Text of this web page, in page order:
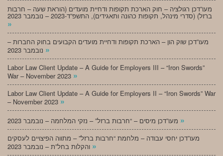
מעו”דכן רגולציה – חוק הארכת תקופות ודחיית מועדים (הוראת שעה – חרבות
ברזל) (סדרי מינהל, תקופות כהונה ותאגידים), התשפ”ד-2023 – נובמבר 2023
»
מעו”דכן שוק הון – הארכת תקופות ודחיית מועדים הקבועים בחוק החברות –
»
Labor Law Client Update – A Guide for Employers III – “Iron Swords”
War – November 2023 »
Labor Law Client Update – A Guide for Employers II – “Iron Swords” War
– November 2023 »
»
מעו”דכן יחסי עבודה – מלחמת “חרבות ברזל” – מתווה הפיצויים לעסקים
»